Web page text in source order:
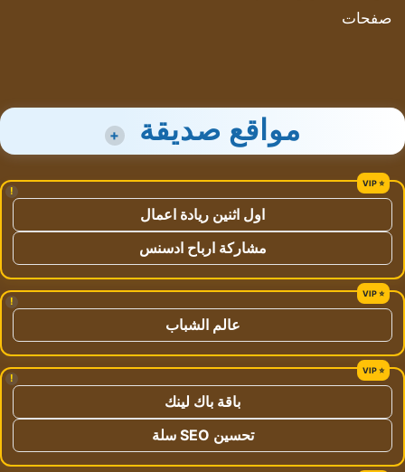
صفحات
مواقع صديقة +
!
اول اثنين ريادة اعمال
مشاركة ارباح ادسنس
!
عالم الشباب
!
باقة باك لينك
تحسين SEO سلة